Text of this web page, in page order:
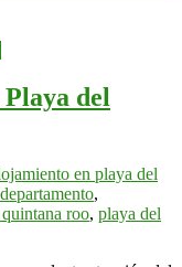
del
en playa del
departamento,
roo, playa del